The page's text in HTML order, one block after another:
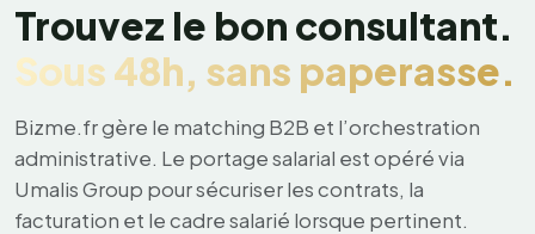
Trouvez le bon consultant.
Sous 48h, sans paperasse.
Bizme.fr gère le matching B2B et l’orchestration
administrative. Le portage salarial est opéré via
Umalis Group pour sécuriser les contrats, la
facturation et le cadre salarié lorsque pertinent.